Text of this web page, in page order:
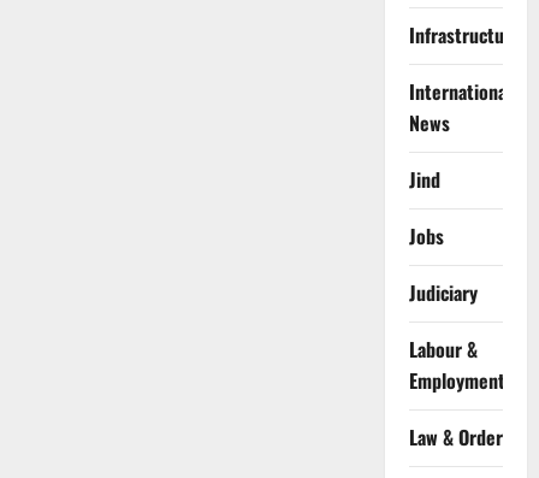
Infrastructure
International
News
Jind
Jobs
Judiciary
Labour &
Employment
Law & Order